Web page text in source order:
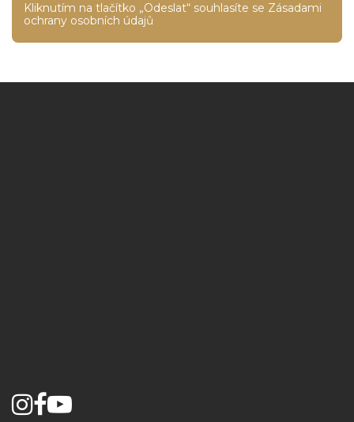
Kliknutím na tlačítko „Odeslat“ souhlasíte se Zásadami
ochrany osobních údajů